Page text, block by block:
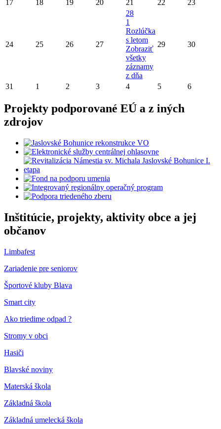
17 18 19 20 21 22 23
24 25 26 27
28
1
Rozlúčka
s letom
Zobraziť
všetky
záznamy
z dňa
29 30
31 1 2 3 4 5 6
Projekty podporované EÚ a z iných
zdrojov
Inštitúcie, projekty, aktivity obce a jej
občanov
Limbafest
Zariadenie pre seniorov
Športové kluby Blava
Smart city
Ako triedime odpad ?
Stromy v obci
Hasiči
Blavské noviny
Materská škola
Základná škola
Základná umelecká škola